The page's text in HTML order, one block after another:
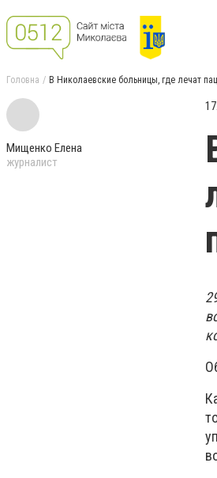
Головна В Николаевские больницы, где лечат
Мищенко Елена
журналист